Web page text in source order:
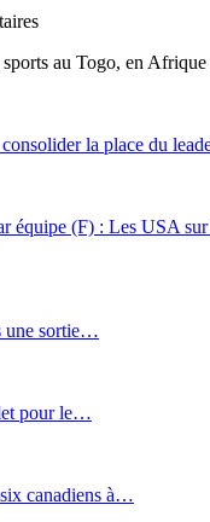
au Togo, en
la place du
équipe (F) : Les USA
une sortie…
pour le…
canadiens à…